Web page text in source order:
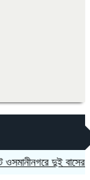
দুই বাসের